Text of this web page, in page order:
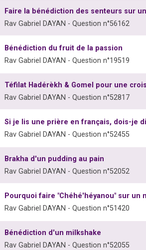
Faire la bénédiction des senteurs sur
Rav Gabriel DAYAN - Question n°56162
Bénédiction du fruit de la passion
Rav Gabriel DAYAN - Question n°19519
Téfilat Hadérèkh & Gomel pour une
Rav Gabriel DAYAN - Question n°52817
Si je lis une prière en français, dois-je
Rav Gabriel DAYAN - Question n°52455
Brakha d'un pudding au pain
Rav Gabriel DAYAN - Question n°52052
Pourquoi faire "Chéhé'héyanou" sur un
Rav Gabriel DAYAN - Question n°51420
Bénédiction d'un milkshake
Rav Gabriel DAYAN - Question n°52055